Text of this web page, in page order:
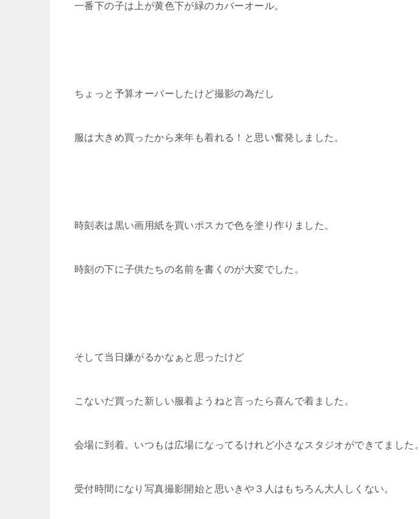
一番下の子は上が黄色下が緑のカバーオール。
ちょっと予算オーバーしたけど撮影の為だし
服は大きめ買ったから来年も着れる！と思い奮発しました。
時刻表は黒い画用紙を買いポスカで色を塗り作りました。
時刻の下に子供たちの名前を書くのが大変でした。
そして当日嫌がるかなぁと思ったけど
こないだ買った新しい服着ようねと言ったら喜んで着ました。
会場に到着。いつもは広場になってるけれど小さなスタジオができてました。
受付時間になり写真撮影開始と思いきや３人はもちろん大人しくない。